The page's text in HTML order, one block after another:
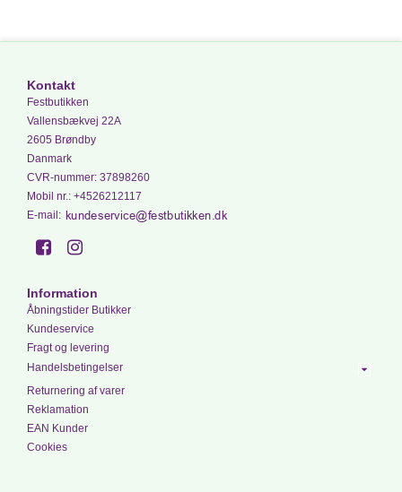
Kontakt
Festbutikken
Vallensbækvej 22A
2605 Brøndby
Danmark
CVR-nummer: 37898260
Mobil nr.: +4526212117
E-mail :
Information
Åbningstider Butikker
Kundeservice
Fragt og levering
Handelsbetingelser
Returnering af varer
Reklamation
EAN Kunder
Cookies